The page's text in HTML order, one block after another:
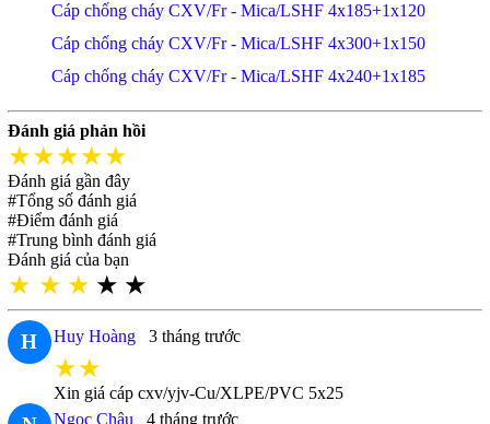
Cáp chống cháy CXV/Fr - Mica/LSHF 4x185+1x120
Cáp chống cháy CXV/Fr - Mica/LSHF 4x300+1x150
Cáp chống cháy CXV/Fr - Mica/LSHF 4x240+1x185
Đánh giá phản hồi
★★★★★
Đánh giá gần đây
#Tổng số đánh giá
#Điểm đánh giá
#Trung bình đánh giá
Đánh giá của bạn
★ ★ ★ ★ ★
H Huy Hoàng 3 tháng trước
★★
Xin giá cáp cxv/yjv-Cu/XLPE/PVC 5x25
Ngọc Châu 4 tháng trước